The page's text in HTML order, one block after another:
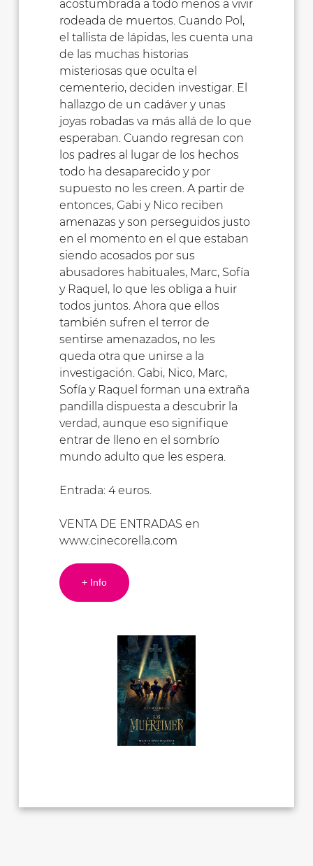
acostumbrada a todo menos a vivir
rodeada de muertos. Cuando Pol,
el tallista de lápidas, les cuenta una
de las muchas historias
misteriosas que oculta el
cementerio, deciden investigar. El
hallazgo de un cadáver y unas
joyas robadas va más allá de lo que
esperaban. Cuando regresan con
los padres al lugar de los hechos
todo ha desaparecido y por
supuesto no les creen. A partir de
entonces, Gabi y Nico reciben
amenazas y son perseguidos justo
en el momento en el que estaban
siendo acosados por sus
abusadores habituales, Marc, Sofía
y Raquel, lo que les obliga a huir
todos juntos. Ahora que ellos
también sufren el terror de
sentirse amenazados, no les
queda otra que unirse a la
investigación. Gabi, Nico, Marc,
Sofía y Raquel forman una extraña
pandilla dispuesta a descubrir la
verdad, aunque eso signifique
entrar de lleno en el sombrío
mundo adulto que les espera.
Entrada: 4 euros.
VENTA DE ENTRADAS en
www.cinecorella.com
+ Info